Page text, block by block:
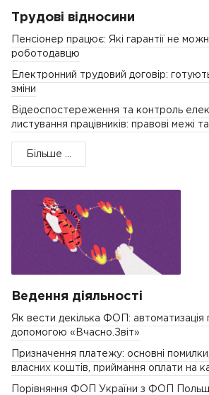
Трудові відносини
Пенсіонер працює: Які гарантії не
роботодавцю
Електронний трудовий договір:
зміни
Відеоспостереження та контроль
листування працівників: правові межі
Більше ...
Ведення діяльності
Як вести декілька ФОП: автоматизація
допомогою «Вчасно.Звіт»
Призначення платежу: основні
власних коштів, приймання оплати на
Порівняння ФОП України з ФОП